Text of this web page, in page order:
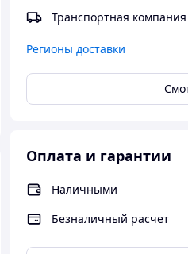
Регионы доставки
Оплата и гарантии
Наличными
Безналичный расчет